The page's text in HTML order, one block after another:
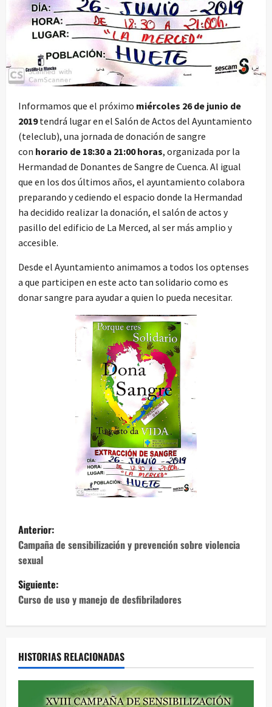
Informamos que el próximo miércoles 26 de junio de
2019tendrá lugar en el Salón de Actos del Ayuntamiento
(teleclub), una jornada de donación de sangre
con horario de 18:30 a 21:00 horas, organizada por la
Hermandad de Donantes de Sangre de Cuenca. Al igual
que en los dos últimos años, el ayuntamiento colabora
preparando y cediendo el espacio donde la Hermandad
ha decidido realizar la donación, el salón de actos y
pasillo del edificio de La Merced, al ser más amplio y
accesible.
Desde el Ayuntamiento animamos a todos los optenses
a que participen en este acto tan solidario como es
donar sangre para ayudar a quien lo pueda necesitar.
N
a
v
e
g
a
c
Anterior:
Campaña de sensibilización y prevención sobre violencia
sexual
Siguiente:
Curso de uso y manejo de desfibriladores
HISTORIAS RELACIONADAS